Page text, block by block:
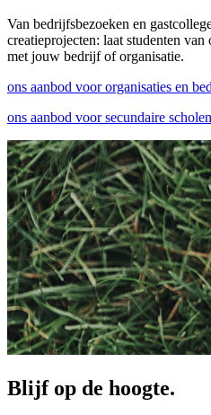
Van bedrijfsbezoeken en
creatieprojecten: laat studenten
met jouw bedrijf of organisatie.
ons aanbod voor organisaties en
ons aanbod voor secundaire
Blijf op de hoogte.